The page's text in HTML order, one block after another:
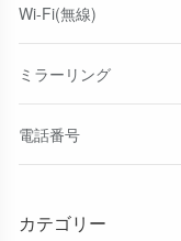
Wi-Fi(無線)
ミラーリング
電話番号
カテゴリー